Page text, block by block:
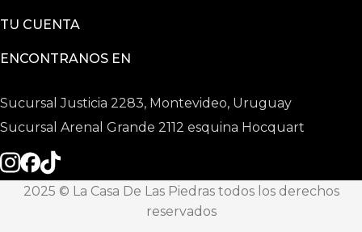
TU CUENTA
ENCONTRANOS EN
Sucursal Justicia 2283, Montevideo, Uruguay
Sucursal Arenal Grande 2112 esquina Hocquart
2025 © La Casa De Las Piedras todos los derechos
reservados